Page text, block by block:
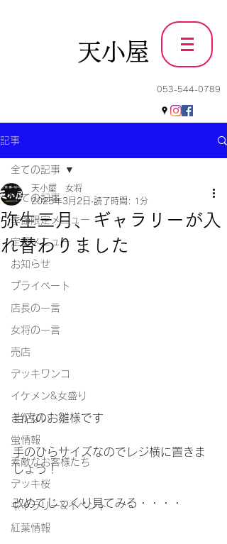
天小屋
053-544-0789
記事
全ての記事
季節限定メニュー
定番メニュー
お知らせ
プライベート
店長の一言
女将の一言
売店
デッキワンコ
イケメン&女盛り
まかない
蛍情報
素敵なお客様たち
デッキ桜
ギャラリー&イベント
紅葉情報
全ての記事
弥生三月、ギャラリーが入
れ替わりました
天小屋 女将
2025年3月2日 読了時間: 1分
当店のお雛様です
手のひらサイズなのでレジ横に置きま
しょう！
改めてじっくり見てみる・・・・